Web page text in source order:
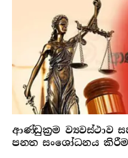
ආණ්ඩුක්‍රම ව්‍යවස්ථාව
පනත සංශෝධනය